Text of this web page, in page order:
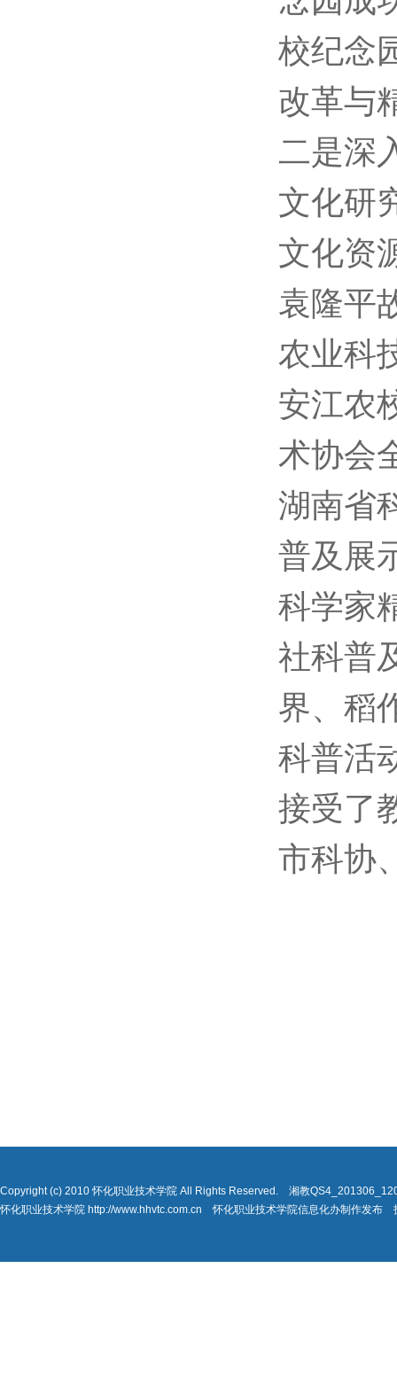
校纪念
改革与
二是深
文化研
文化资
袁隆平
农业科
安江农
术协会
湖南省
普及展
科学家
社科普
界、稻
科普活
接受了
市科协
Copyright (c) 2010 怀化职业技术学院 All Rights Reserved. 湘教
怀化职业技术学院 http://www.hhvtc.com.cn 怀化职业技术学院信息化办制作发布